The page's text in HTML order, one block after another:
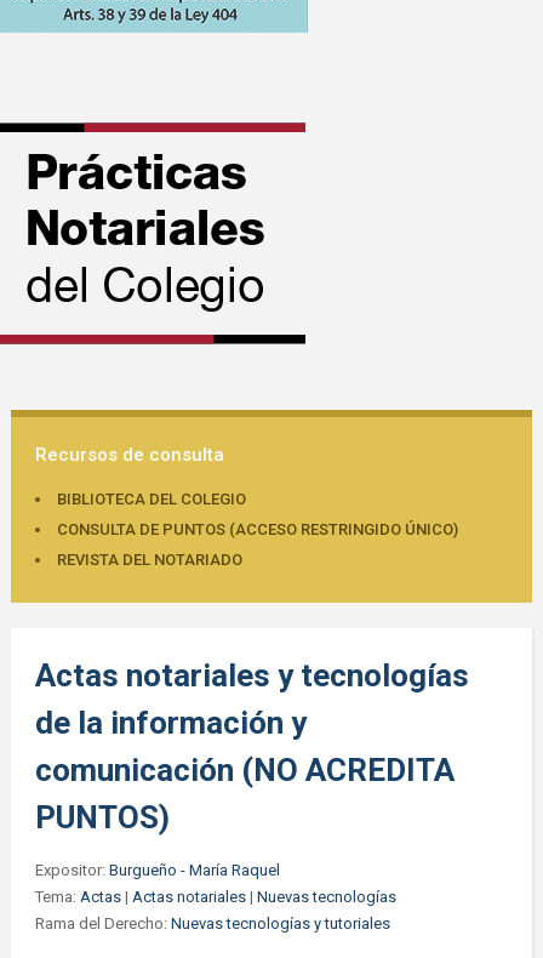
Recursos de consulta
BIBLIOTECA DEL COLEGIO
CONSULTA DE PUNTOS (ACCESO RESTRINGIDO ÚNICO)
REVISTA DEL NOTARIADO
Actas notariales y tecnologías
de la información y
comunicación (NO ACREDITA
PUNTOS)
Expositor: Burgueño - María Raquel
Tema: Actas| Actas notariales| Nuevas tecnologías
Rama del Derecho: Nuevas tecnologías y tutoriales